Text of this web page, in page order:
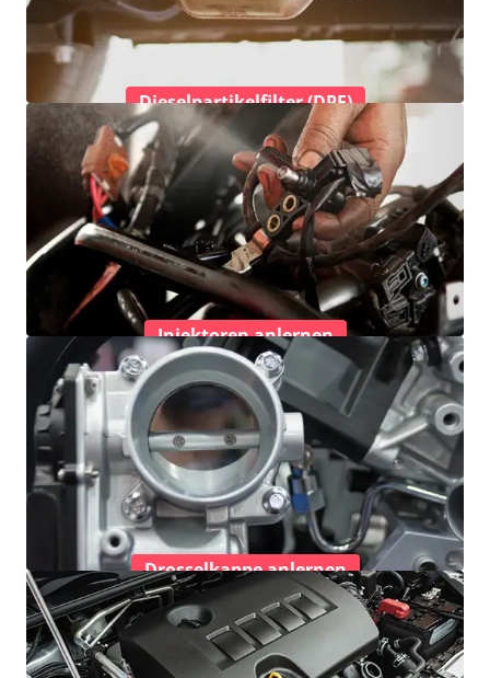
Dieselpartikelfilter (DPF)
Injektoren anlernen
Drosselkappe anlernen